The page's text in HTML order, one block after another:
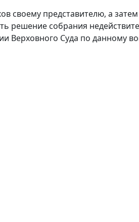
своему представителю, а
решение собрания
Верховного Суда по данному